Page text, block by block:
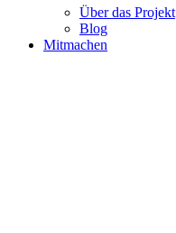
Über das Projekt
Blog
Mitmachen